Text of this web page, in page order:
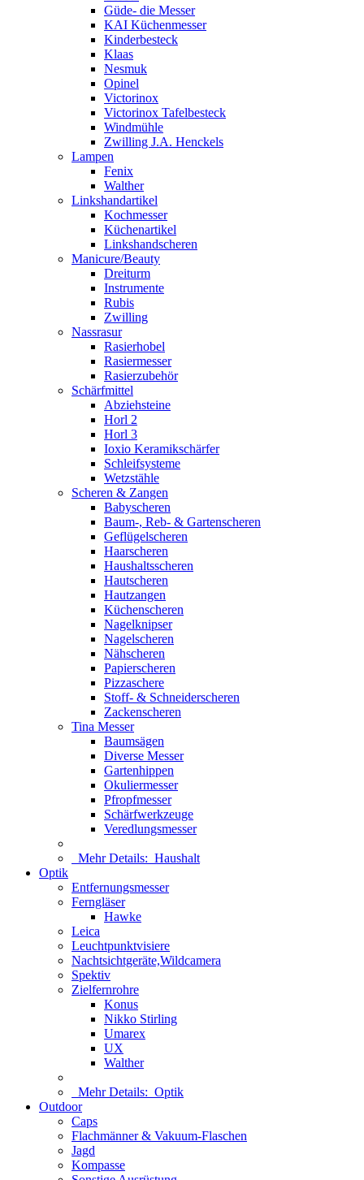
Güde- die Messer
KAI Küchenmesser
Kinderbesteck
Klaas
Nesmuk
Opinel
Victorinox
Victorinox Tafelbesteck
Windmühle
Zwilling J.A. Henckels
Lampen
Fenix
Walther
Linkshandartikel
Kochmesser
Küchenartikel
Linkshandscheren
Manicure/Beauty
Dreiturm
Instrumente
Rubis
Zwilling
Nassrasur
Rasierhobel
Rasiermesser
Rasierzubehör
Schärfmittel
Abziehsteine
Horl 2
Horl 3
Ioxio Keramikschärfer
Schleifsysteme
Wetzstähle
Scheren & Zangen
Babyscheren
Baum-, Reb- & Gartenscheren
Geflügelscheren
Haarscheren
Haushaltsscheren
Hautscheren
Hautzangen
Küchenscheren
Nagelknipser
Nagelscheren
Nähscheren
Papierscheren
Pizzaschere
Stoff- & Schneiderscheren
Zackenscheren
Tina Messer
Baumsägen
Diverse Messer
Gartenhippen
Okuliermesser
Pfropfmesser
Schärfwerkzeuge
Veredlungsmesser
Mehr Details: Haushalt
Optik
Entfernungsmesser
Ferngläser
Hawke
Leica
Leuchtpunktvisiere
Nachtsichtgeräte,Wildcamera
Spektiv
Zielfernrohre
Konus
Nikko Stirling
Umarex
UX
Walther
Mehr Details: Optik
Outdoor
Caps
Flachmänner & Vakuum-Flaschen
Jagd
Kompasse